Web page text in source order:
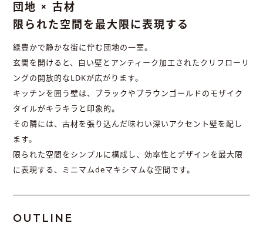
団地 × 古材
限られた空間を最大限に表現する
緑豊かで静かな街に佇む団地の一室。
玄関を開けると、白い壁とアンティーク加工されたクリフローリ
ングの開放的なLDKが広がります。
キッチンを囲う壁は、ブラックやブラウンゴールドのモザイク
タイルがキラキラと印象的。
その隣には、古材を張り込んだ味わい深いアクセント壁を配し
ます。
限られた空間をシンプルに構成し、効率性とデザインを最大限
に表現する、ミニマムdeマキシマムな空間です。
OUTLINE